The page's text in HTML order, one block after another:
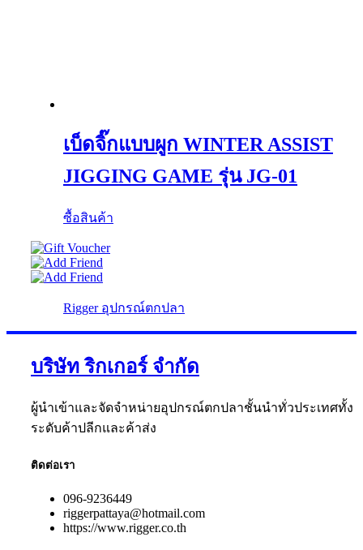
เบ็ดจิ๊กแบบผูก WINTER ASSIST
JIGGING GAME รุ่น JG-01
ซื้อสินค้า
Rigger อุปกรณ์ตกปลา
บริษัท ริกเกอร์ จำกัด
ผู้นำเข้าและจัดจำหน่ายอุปกรณ์ตกปลาชั้นนำทั่วประเทศทั้ง
ระดับค้าปลีกและค้าส่ง
ติดต่อเรา
096-9236449
riggerpattaya@hotmail.com
https://www.rigger.co.th